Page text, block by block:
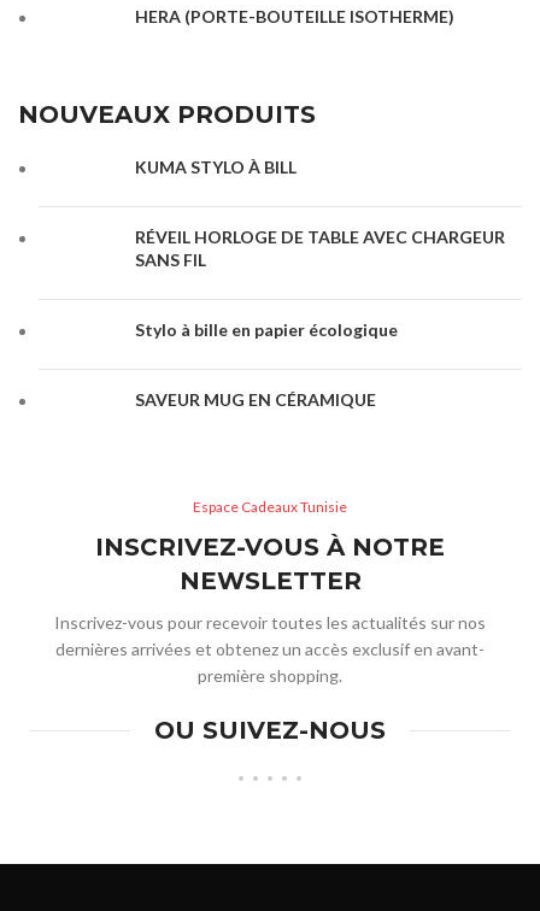
HERA (PORTE-BOUTEILLE ISOTHERME)
NOUVEAUX PRODUITS
KUMA STYLO À BILL
RÉVEIL HORLOGE DE TABLE AVEC CHARGEUR
SANS FIL
Stylo à bille en papier écologique
SAVEUR MUG EN CÉRAMIQUE
Espace Cadeaux Tunisie
INSCRIVEZ-VOUS À NOTRE
NEWSLETTER
Inscrivez-vous pour recevoir toutes les actualités sur nos
dernières arrivées et obtenez un accès exclusif en avant-
première shopping.
OU SUIVEZ-NOUS